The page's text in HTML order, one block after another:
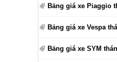
Bảng giá xe Piaggio
Bảng giá xe Vespa
Bảng giá xe SYM